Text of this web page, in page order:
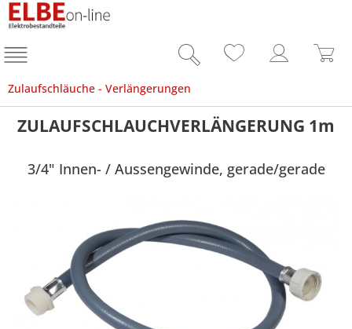
Zulaufschläuche - Verlängerungen
ZULAUFSCHLAUCHVERLÄNGERUNG 1m
3/4" Innen- / Aussengewinde, gerade/gerade